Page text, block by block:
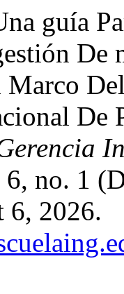
guía
De
Marco
De
6, no. 1
6, 2026.